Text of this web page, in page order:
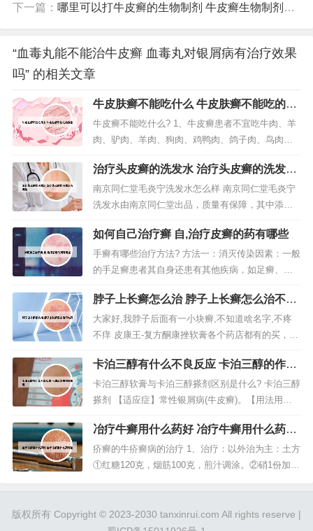
下一篇： 哪里可以打牛皮癣的生物制剂 牛皮癣生物制剂医院
“血毒丸能不能治牛皮癣 血毒丸对银屑病有治疗效果
吗” 的相关文章
牛皮肤癣不能吃什么 牛皮肤癣不能吃的食
物
牛皮癣不能吃什么? 1、牛皮癣患者不宜吃牛肉、羊
肉、驴肉、羊肉、狗肉、鸡鸭肉、鸽子肉、鸟肉等
肉食，这些腥荤发物吃了后会影响牛皮癣的治疗。
还有各种海鲜制品比如鱼、虾、蟹，以及热性鱼比
如黄鳝、泥鳅、草鱼等也不宜食用，以免引起皮肤
过敏，加重病情。2、牛皮癣的病人需要忌口的有：
肉食类：牛肉、驴肉、羊肉、狗肉...
治疗头皮癣的洗发水 治疗头皮癣的洗发水
有哪些
南京同仁堂毛炎宁洗发水怎么样 南京同仁堂毛炎宁
洗发水由南京同仁堂出品，质量有保障，其中添加
了多种对头发健康有益的成分，可抑菌止痒，修复
受损的毛囊，保持头皮的油脂平衡。根据查询中国
品牌网显示，同仁堂毛炎宁洗发水由南京同仁堂出
品，质量有保障，其中添加了多种对头发健康有益
的成分，可抑菌止痒，修复受损的毛囊...
如何自己治疗癣 自,治疗皮癣的药有哪些
手癣有哪些治疗方法? 方法一：消灭传染因素：一般
的手足癣患者其自身还患有其他疾病，如足癣、头
癣等。为了减少手癣的反反复复的发作，这些癣类
疾病还是一起治疗比较好。否则即使治疗好了体癣
也会因再次感染真菌而复发。手癣可以选择抗真菌
的药物来治疗，例如外用一些达克宁乳膏的方法来
进行治疗。如果外用药物治疗效果不...
脖子上长癣怎么治 脖子上长癣怎么治不吃
药
大家好,我脖子后面有一小块癣,不知道啥名字,不疼
不痒 皮康王-复方酮康挫软膏各个药店都有的买，9
元左右。问题分析： 你好，癣即皮肤癣菌病，当致
病性真菌侵犯人体表面的角质层后，可引起很轻的
炎反应，发生红斑、 丘疹、水疱等损害，继之脱
屑，常呈环状等。问题分析： 你好，脖子后侧面长
了一块癣，癣是一种真菌感...
卡泊三醇有什么不良反应 卡泊三醇的作用
机理
卡泊三醇软膏与卡泊三醇搽剂区别是什么? 卡泊三醇
搽剂 【适应症】常性银屑病(牛皮癣)。【用法用
量】将本药少量涂于患处皮肤 bid，生效后可减少用
药次数，每周用药不可超过100 g或60 mL。钙泊三
醇倍他米松软膏，是复合药，成分是钙泊三醇和倍
他米松两者组成。倍他米松属皮质激素，同样具有
冶疗牛癣用什么药好 冶疗牛癣用什么药好
使
疥癣的牛疥癣病的治疗 1、治疗：以外治为主：土方
①红糖120克，烟筋100克，煎汁调涂。②硝1份加猪
份，加水5份，煮成红色汁，凉后涂搽。2、防止引
版权所有 Copyright © 2023-2030 tanxinrui.com All rights reserve |